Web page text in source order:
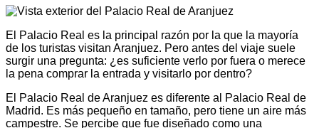
El Palacio Real es la principal razón por la que la mayoría
de los turistas visitan Aranjuez. Pero antes del viaje suele
surgir una pregunta: ¿es suficiente verlo por fuera o merece
la pena comprar la entrada y visitarlo por dentro?
El Palacio Real de Aranjuez es diferente al Palacio Real de
Madrid. Es más pequeño en tamaño, pero tiene un aire más
campestre. Se percibe que fue diseñado como una